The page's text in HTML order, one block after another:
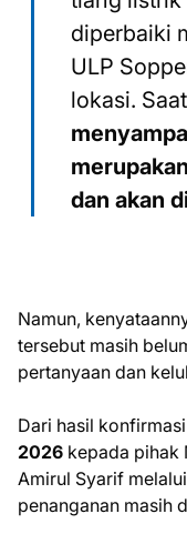
diperbaiki
ULP
lokasi.
dan akan
Namun,
tersebut masih
pertanyaan dan
Dari hasil
2026 kepada pihak
Amirul Syarif
penanganan masih